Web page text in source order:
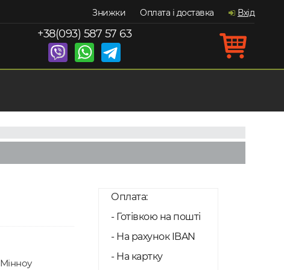
Знижки Оплата і доставка Вхід
+38(093) 587 57 63
Оплата:
- Готівкою на пошті
- На рахунок IBAN
- На картку
Мінноу